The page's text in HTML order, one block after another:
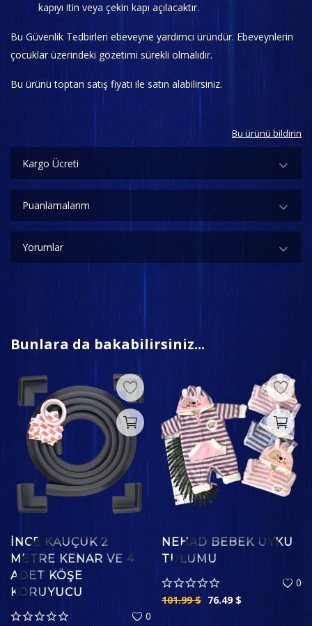
kapıyı itin veya çekin kapı açılacaktır.
Bu Güvenlik Tedbirleri ebeveyne yardımcı üründür. Ebeveynlerin
çocuklar üzerindeki gözetimi sürekli olmalıdır.
Bu ürünü toptan satış fiyatı ile satın alabilirsiniz.
Bu ürünü bildirin
Kargo Ücreti
Puanlamalarım
Yorumlar
Bunlara da bakabilirsiniz...
İNCE KAUÇUK 2
METRE KENAR VE 4
ADET KÖŞE
KORUYUCU
0
NEHAD BEBEK UYKU
TULUMU
0
101.99$ 76.49 $